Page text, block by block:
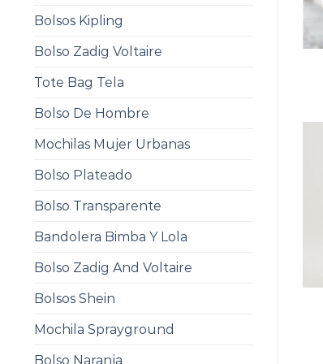
Bolsos Kipling
Bolso Zadig Voltaire
Tote Bag Tela
Bolso De Hombre
Mochilas Mujer Urbanas
Bolso Plateado
Bolso Transparente
Bandolera Bimba Y Lola
Bolso Zadig And Voltaire
Bolsos Shein
Mochila Sprayground
Bolso Naranja